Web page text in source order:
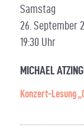
Samstag
26. September
19:30 Uhr
MICHAEL
Konzert-Lesung